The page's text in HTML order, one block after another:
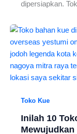
dipersiapkan.
Toko Kue
Inilah 10
Mewujudkan